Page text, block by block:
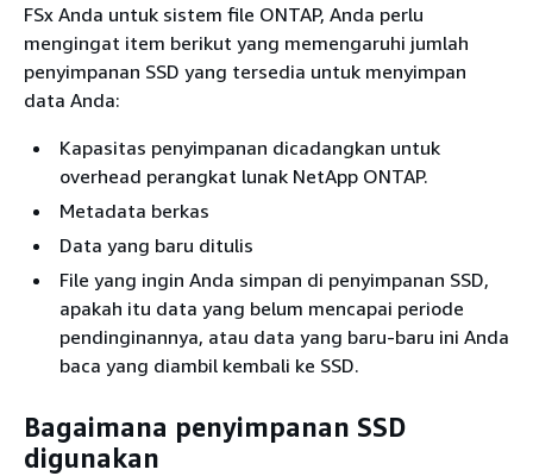
FSx Anda untuk sistem file ONTAP, Anda perlu
mengingat item berikut yang memengaruhi jumlah
penyimpanan SSD yang tersedia untuk menyimpan
data Anda:
Kapasitas penyimpanan dicadangkan untuk
overhead perangkat lunak NetApp ONTAP.
Metadata berkas
Data yang baru ditulis
File yang ingin Anda simpan di penyimpanan SSD,
apakah itu data yang belum mencapai periode
pendinginannya, atau data yang baru-baru ini Anda
baca yang diambil kembali ke SSD.
Bagaimana penyimpanan SSD
digunakan